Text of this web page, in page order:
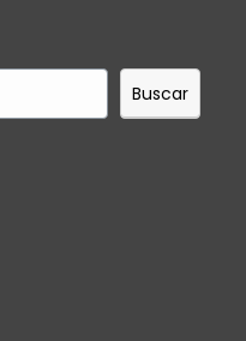
Buscar